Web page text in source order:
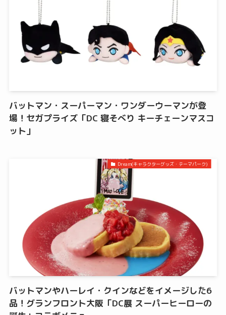
バットマン・スーパーマン・ワンダーウーマンが登
場！セガプライズ「DC 寝そべり キーチェーンマスコ
ット」
Dream(キャラクターグッズ・テーマパーク)
バットマンやハーレイ・クインなどをイメージした6
品！グランフロント大阪「DC展 スーパーヒーローの